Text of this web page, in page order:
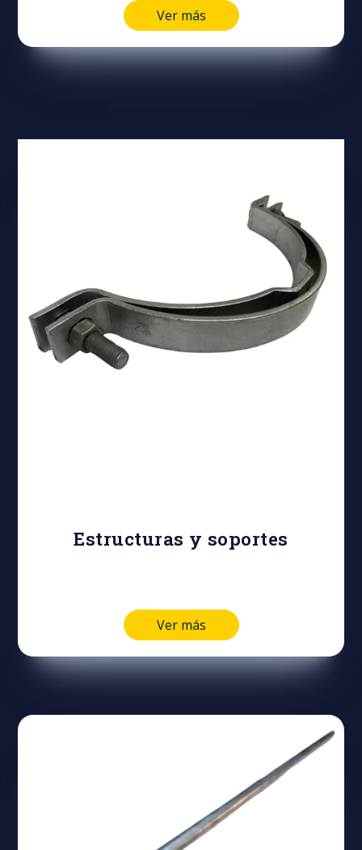
Ver más
Estructuras y soportes
Ver más